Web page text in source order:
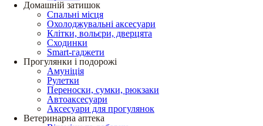
Домашній затишок
Спальні місця
Охолоджувальні аксесуари
Клітки, вольєри, дверцята
Сходинки
Smart-гаджети
Прогулянки і подорожі
Амуніція
Рулетки
Переноски, сумки, рюкзаки
Автоаксесуари
Аксесуари для прогулянок
Ветеринарна аптека